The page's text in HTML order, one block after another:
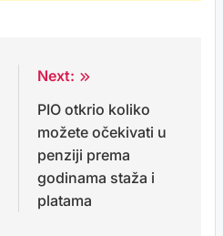
Next:
PIO otkrio koliko
možete očekivati u
penziji prema
godinama staža i
platama